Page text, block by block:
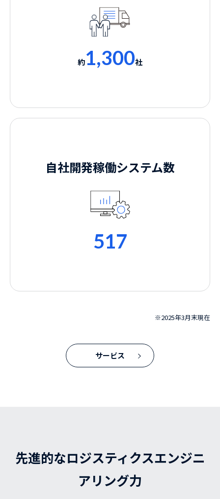
約1,300社
自社開発稼働システム数
517
※2025年3月末現在
サービス
先進的なロジスティクスエンジニ
アリング力